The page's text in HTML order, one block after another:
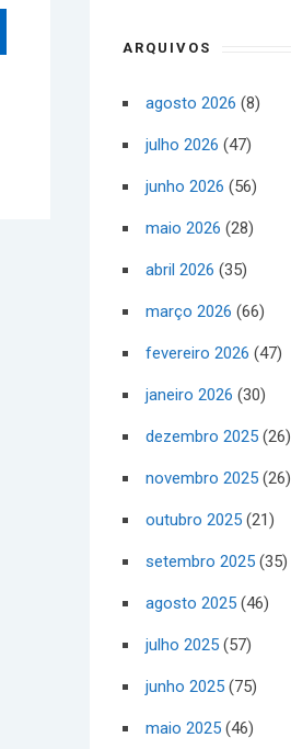
ARQUIVOS
agosto 2026 (8)
julho 2026 (47)
junho 2026 (56)
maio 2026 (28)
abril 2026 (35)
março 2026 (66)
fevereiro 2026 (47)
janeiro 2026 (30)
dezembro 2025 (26)
novembro 2025 (26)
outubro 2025 (21)
setembro 2025 (35)
agosto 2025 (46)
julho 2025 (57)
junho 2025 (75)
maio 2025 (46)